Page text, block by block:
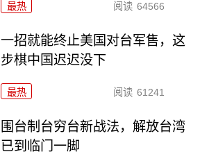
最热 阅读 64566
一招就能终止美国对台军售，这
步棋中国迟迟没下
最热 阅读 61241
围台制台穷台新战法，解放台湾
已到临门一脚